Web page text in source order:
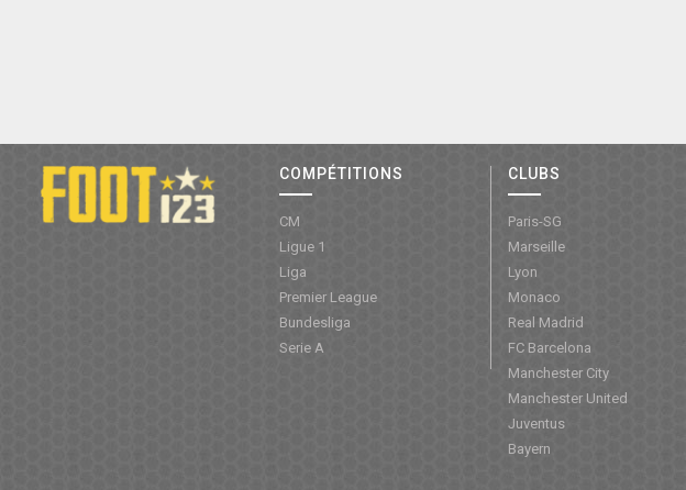
COMPÉTITIONS
CM
Ligue 1
Liga
Premier League
Bundesliga
Serie A
CLUBS
Paris-SG
Marseille
Lyon
Monaco
Real Madrid
FC Barcelona
Manchester City
Manchester United
Juventus
Bayern